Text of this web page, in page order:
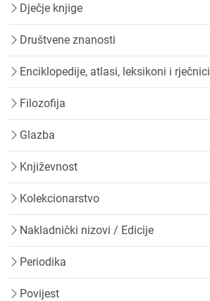
Dječje knjige
Društvene znanosti
Enciklopedije, atlasi, leksikoni i rječnici
Filozofija
Glazba
Književnost
Kolekcionarstvo
Nakladnički nizovi / Edicije
Periodika
Povijest